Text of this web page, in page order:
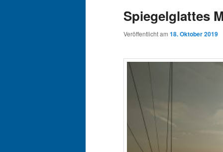
Spiegelglattes
Veröffentlicht am 18. Oktober 2019